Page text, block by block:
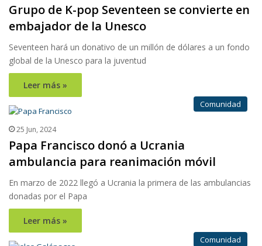
Grupo de K-pop Seventeen se convierte en
embajador de la Unesco
Seventeen hará un donativo de un millón de dólares a un fondo
global de la Unesco para la juventud
Leer más »
Comunidad
25 Jun, 2024
Papa Francisco donó a Ucrania
ambulancia para reanimación móvil
En marzo de 2022 llegó a Ucrania la primera de las ambulancias
donadas por el Papa
Leer más »
Comunidad